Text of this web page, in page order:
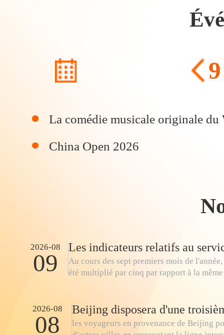
Culture
É
9
Dim Lun Mar
26 27
16 17 18
23 24 25
Investissement
La comédie musicale originale
China Open 2026
N
2026-08
09
Au cours des sept premiers mois de
été multiplié par cinq par rapport à la
2026-08
08
Beijing disposera d'une
les voyageurs en provenance de Beijing